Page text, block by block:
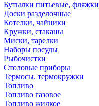
Бутылки питьевые, фляжки
Доски разделочные
Котелки, чайники
Кружки, стаканы
Миски, тарелки
Наборы посуды
Рыбочистки
Столовые приборы
Термосы, термокружки
Топливо
Топливо газовое
Топливо жидкое